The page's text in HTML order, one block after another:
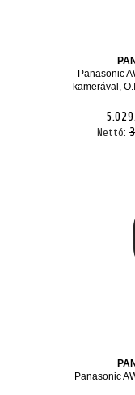
Panasonic
kamerával,
Nettó:
Panasonic